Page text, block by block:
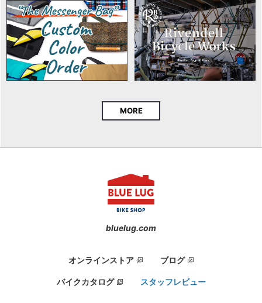
MORE
bluelug.com
オンラインストア ブログ
バイクカタログ スタッフレビュー